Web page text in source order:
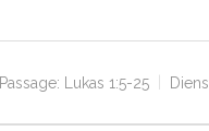
Passage: Lukas 1:5-25